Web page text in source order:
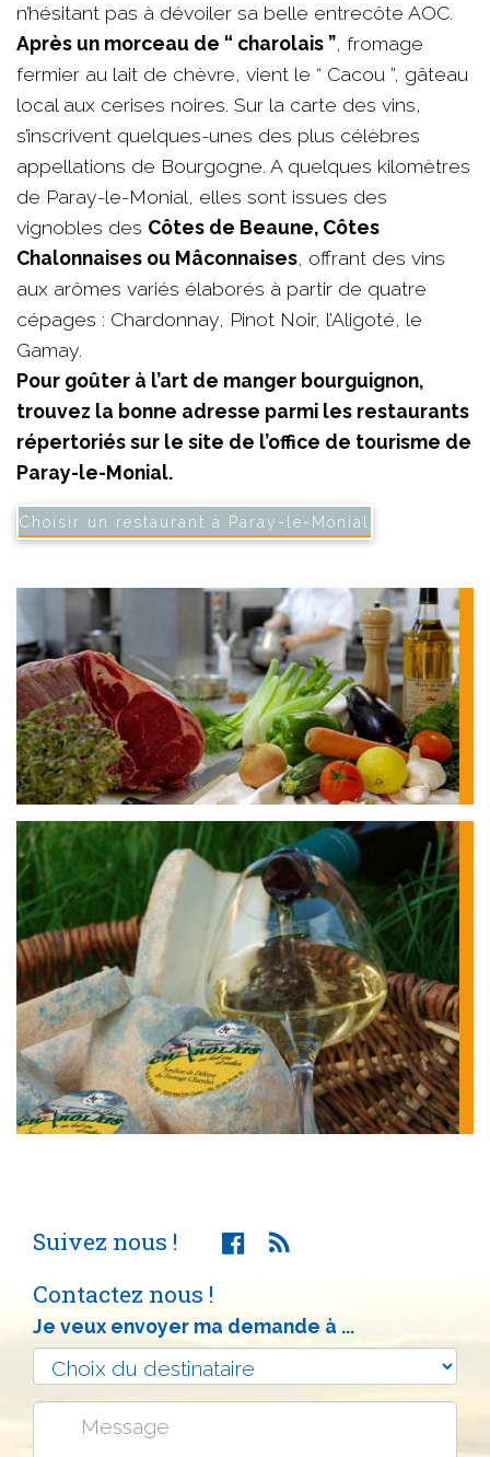
n’hésitant pas à dévoiler sa belle entrecôte AOC.
Après un morceau de “ charolais ”, fromage
fermier au lait de chèvre, vient le “ Cacou ”, gâteau
local aux cerises noires. Sur la carte des vins,
s’inscrivent quelques-unes des plus célèbres
appellations de Bourgogne. A quelques kilomètres
de Paray-le-Monial, elles sont issues des
vignobles des Côtes de Beaune, Côtes
Chalonnaises ou Mâconnaises, offrant des vins
aux arômes variés élaborés à partir de quatre
cépages : Chardonnay, Pinot Noir, l’Aligoté, le
Gamay.
Pour goûter à l’art de manger bourguignon,
trouvez la bonne adresse parmi les restaurants
répertoriés sur le site de l’office de tourisme de
Paray-le-Monial.
Choisir un restaurant à Paray-le-Monial
Suivez nous !
Contactez nous !
Je veux envoyer ma demande à ...